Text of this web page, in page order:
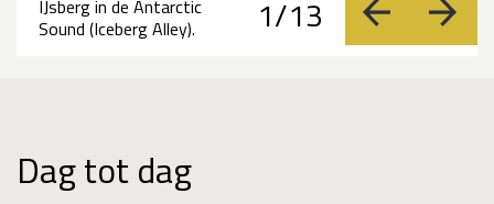
1/13 vorige
IJsberg in de Antarctic
Sound (Iceberg Alley).
Dag tot dag